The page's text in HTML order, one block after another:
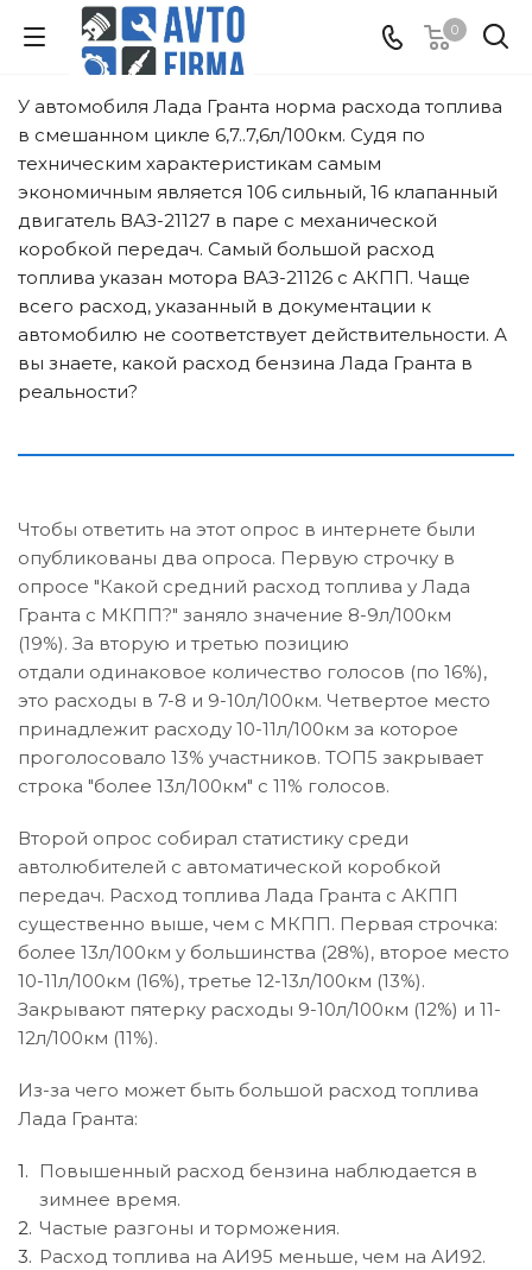
0
У автомобиля Лада Гранта норма расхода топлива
в смешанном цикле 6,7..7,6л/100км. Судя по
техническим характеристикам самым
экономичным является 106 сильный, 16 клапанный
двигатель ВАЗ-21127 в паре с механической
коробкой передач. Самый большой расход
топлива указан мотора ВАЗ-21126 с АКПП. Чаще
всего расход, указанный в документации к
автомобилю не соответствует действительности. А
вы знаете, какой расход бензина Лада Гранта в
реальности?
Чтобы ответить на этот опрос в интернете были
опубликованы два опроса. Первую строчку в
опросе "Какой средний расход топлива у Лада
Гранта с МКПП?" заняло значение 8-9л/100км
(19%). За вторую и третью позицию
отдали одинаковое количество голосов (по 16%),
это расходы в 7-8 и 9-10л/100км. Четвертое место
принадлежит расходу 10-11л/100км за которое
проголосовало 13% участников. ТОП5 закрывает
строка "более 13л/100км" с 11% голосов.
Второй опрос собирал статистику среди
автолюбителей с автоматической коробкой
передач. Расход топлива Лада Гранта с АКПП
существенно выше, чем с МКПП. Первая строчка:
более 13л/100км у большинства (28%), второе место
10-11л/100км (16%), третье 12-13л/100км (13%).
Закрывают пятерку расходы 9-10л/100км (12%) и 11-
12л/100км (11%).
Из-за чего может быть большой расход топлива
Лада Гранта:
Повышенный расход бензина наблюдается в
зимнее время.
Частые разгоны и торможения.
Расход топлива на АИ95 меньше, чем на АИ92.